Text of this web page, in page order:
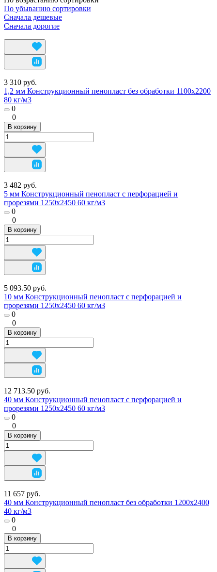
По убыванию сортировки
Сначала дешевые
Сначала дорогие
3 310 руб.
1,2 мм Конструкционный пенопласт без обработки 1100х2200
80 кг/м3
0
0
В корзину
3 482 руб.
5 мм Конструкционный пенопласт с перфорацией и
прорезями 1250х2450 60 кг/м3
0
0
В корзину
5 093.50 руб.
10 мм Конструкционный пенопласт с перфорацией и
прорезями 1250х2450 60 кг/м3
0
0
В корзину
12 713.50 руб.
40 мм Конструкционный пенопласт с перфорацией и
прорезями 1250х2450 60 кг/м3
0
0
В корзину
11 657 руб.
40 мм Конструкционный пенопласт без обработки 1200х2400
40 кг/м3
0
0
В корзину